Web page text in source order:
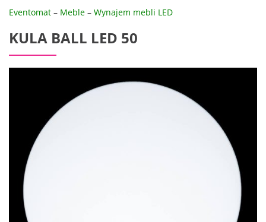
Eventomat – Meble – Wynajem mebli LED
KULA BALL LED 50